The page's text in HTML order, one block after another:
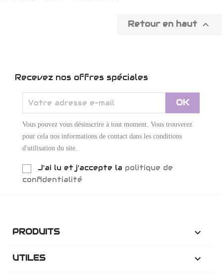
Retour en haut 
Recevez nos offres spéciales
Vous pouvez vous désinscrire à tout moment. Vous trouverez
pour cela nos informations de contact dans les conditions
d'utilisation du site.
J'ai lu et j'accepte la politique de
confidentialité
PRODUITS 
UTILES 